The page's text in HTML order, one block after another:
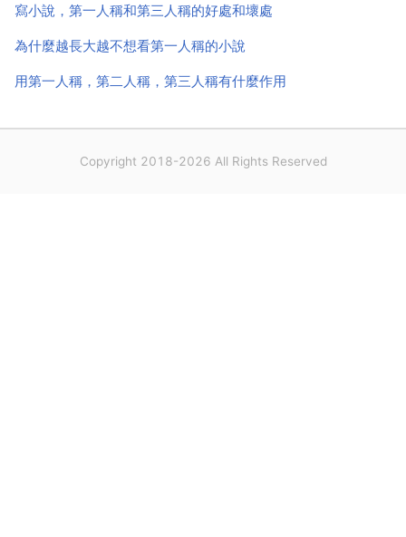
寫小說，第一人稱和第三人稱的好處和壞處
為什麼越長大越不想看第一人稱的小說
用第一人稱，第二人稱，第三人稱有什麼作用
Copyright 2018-2026 All Rights Reserved